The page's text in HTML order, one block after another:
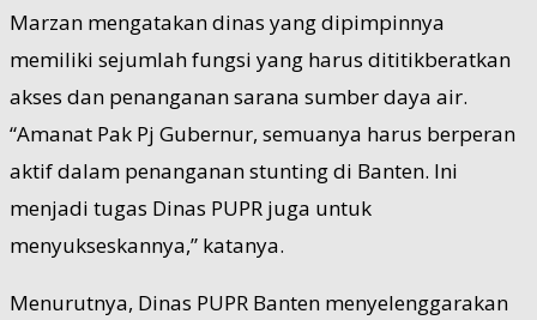
Marzan mengatakan dinas yang dipimpinnya
memiliki sejumlah fungsi yang harus dititikberatkan
akses dan penanganan sarana sumber daya air.
“Amanat Pak Pj Gubernur, semuanya harus berperan
aktif dalam penanganan stunting di Banten. Ini
menjadi tugas Dinas PUPR juga untuk
menyukseskannya,” katanya.
Menurutnya, Dinas PUPR Banten menyelenggarakan